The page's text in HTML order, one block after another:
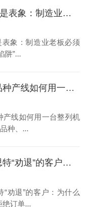
“用工荒”只是表象：制造业老板必须看清的“效率陷阱”与“品质红利”
表象：制造业老板必须
阱”...
小批量多品种产线如何用一台整列机“通吃”？
产线如何用一台整列机
种、...
那些被唯思特“劝退”的客户：为什么我们有时会拒绝订单？
“劝退”的客户：为什么
绝订单...